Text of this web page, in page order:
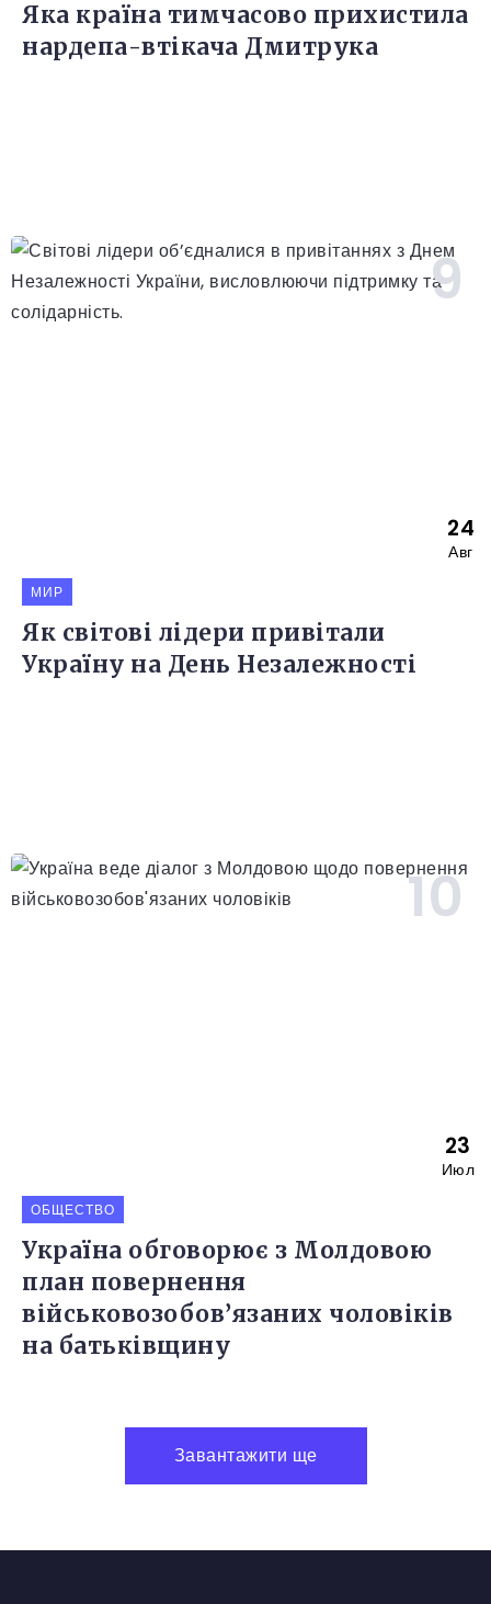
Яка країна тимчасово прихистила
нардепа-втікача Дмитрука
24
Авг
МИР
Як світові лідери привітали
Україну на День Незалежності
23
Июл
ОБЩЕСТВО
Україна обговорює з Молдовою
план повернення
військовозобов’язаних чоловіків
на батьківщину
Завантажити ще